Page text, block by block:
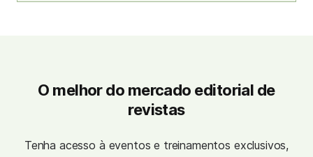
O melhor do mercado editorial de
revistas
Tenha acesso à eventos e treinamentos exclusivos,